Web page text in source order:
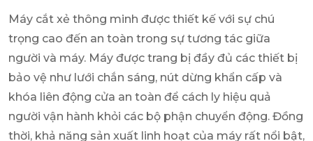
Máy cắt xẻ thông minh được thiết kế với sự chú
trọng cao đến an toàn trong sự tương tác giữa
người và máy. Máy được trang bị đầy đủ các thiết bị
bảo vệ như lưới chắn sáng, nút dừng khẩn cấp và
khóa liên động cửa an toàn để cách ly hiệu quả
người vận hành khỏi các bộ phận chuyển động. Đồng
thời, khả năng sản xuất linh hoạt của máy rất nổi bật,